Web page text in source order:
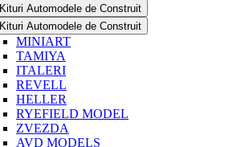
Kituri Automodele de Construit
Kituri Automodele de Construit
MINIART
TAMIYA
ITALERI
REVELL
HELLER
RYEFIELD MODEL
ZVEZDA
AVD MODELS